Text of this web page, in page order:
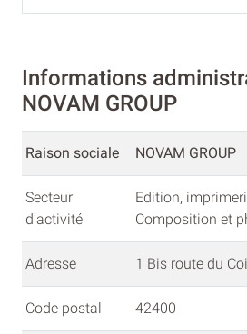
Informations
NOVAM GROUP
Raison sociale NOVAM GROUP
Secteur
d'activité
Edition,
Composition et
Adresse 1 Bis route du
Code postal 42400